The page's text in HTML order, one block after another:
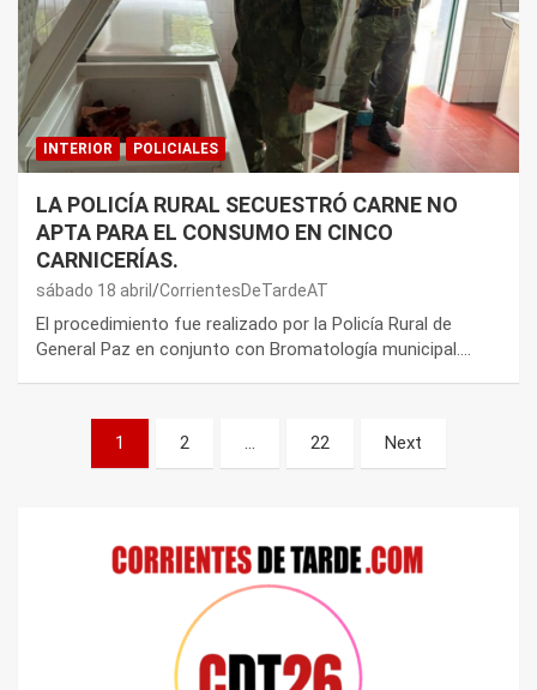
INTERIOR POLICIALES
LA POLICÍA RURAL SECUESTRÓ CARNE NO
APTA PARA EL CONSUMO EN CINCO
CARNICERÍAS.
sábado 18 abril CorrientesDeTardeAT
El procedimiento fue realizado por la Policía Rural de
General Paz en conjunto con Bromatología municipal.…
Paginación
1 2 … 22 Next